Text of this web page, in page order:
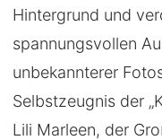
Hintergrund und
spannungsvollen
unbekannterer
Selbstzeugnis der
Lili Marleen, der